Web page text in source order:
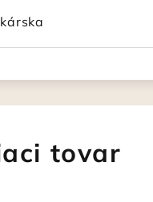
tovar